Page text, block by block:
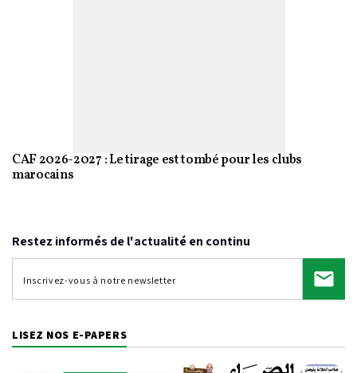
CAF 2026-2027 : Le tirage est tombé pour les clubs
marocains
Restez informés de l'actualité en continu
LISEZ NOS E-PAPERS